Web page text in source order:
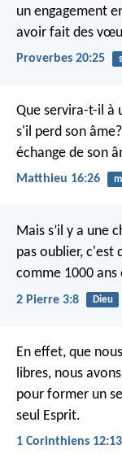
un engagement
avoir fait des
Proverbes 20:25
Que servira-t-il à
s'il perd son
échange de son
Matthieu 16:26
Mais s’il y a une
pas oublier, c'est
comme 1000 ans
2 Pierre 3:8 Dieu
En effet, que
libres, nous
pour former un
seul Esprit.
1 Corinthiens 12:13